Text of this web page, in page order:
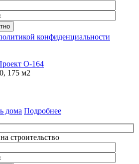
конфиденциальности
О-164
175 м2
дома Подробнее
строительство